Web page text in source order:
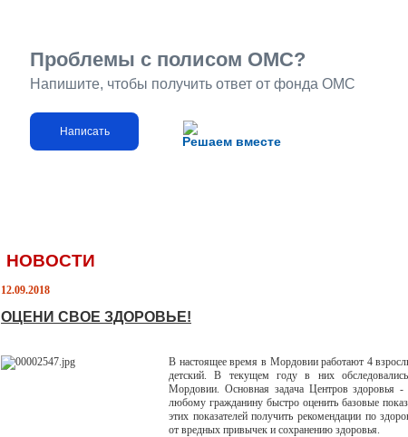
Решаем вместе
Проблемы с полисом ОМС?
Напишите, чтобы получить ответ от фонда ОМС
Написать
НОВОСТИ
12.09.2018
ОЦЕНИ СВОЕ ЗДОРОВЬЕ!
В настоящее время в Мордовии работают 4
детский. В текущем году в них
Мордовии. Основная задача Центров здоровья -
любому гражданину быстро оценить базовые
этих показателей получить рекомендации по
от вредных привычек и сохранению здоровья.